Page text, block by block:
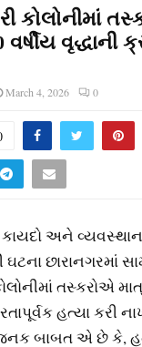
કોલોનીમાં
વર્ષીય વૃદ્ધાની
March 4, 2026 0
અને વ્યવસ્થાના
છારાનગરમાં
તસ્કરોએ
હત્યા કરી
બાબત એ છે કે,